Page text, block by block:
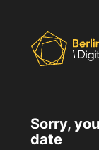
Sorry,
date